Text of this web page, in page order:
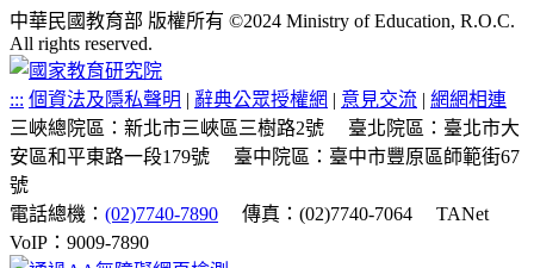
中華民國教育部 版權所有 ©2024 Ministry of Education, R.O.C.
All rights reserved.
::: 個資法及隱私聲明 | 辭典公眾授權網 | 意見交流 | 網網相連
三峽總院區：新北市三峽區三樹路2號
臺北院區：臺北市大
安區和平東路一段179號
臺中院區：臺中市豐原區師範街67
號
電話總機： (02)7740-7890 傳真：(02)7740-7064
TANet
VoIP：9009-7890